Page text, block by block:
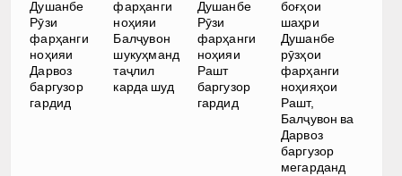
Душанбе
Рӯзи
фарҳанги
ноҳияи
Дарвоз
баргузор
гардид
фарҳанги
ноҳияи
Балҷувон
шукуҳманд
таҷлил
карда шуд
Душанбе
Рӯзи
фарҳанги
ноҳияи
Рашт
баргузор
гардид
боғҳои
шаҳри
Душанбе
рӯзҳои
фарҳанги
ноҳияҳои
Рашт,
Балҷувон ва
Дарвоз
баргузор
мегарданд